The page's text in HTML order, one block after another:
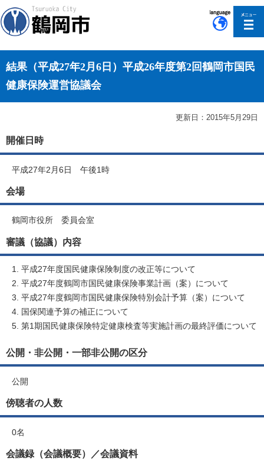
結果（平成27年2月6日）平成26年度第2回鶴岡市国民
健康保険運営協議会
更新日：2015年5月29日
開催日時
平成27年2月6日 午後1時
会場
鶴岡市役所 委員会室
審議（協議）内容
平成27年度国民健康保険制度の改正等について
平成27年度鶴岡市国民健康保険事業計画（案）について
平成27年度鶴岡市国民健康保険特別会計予算（案）について
国保関連予算の補正について
第1期国民健康保険特定健康検査等実施計画の最終評価について
公開・非公開・一部非公開の区分
公開
傍聴者の人数
0名
会議録（会議概要）／会議資料